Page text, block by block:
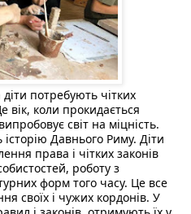
потребують чітких
вік, коли прокидається
світ на міцність.
Давнього Риму. Діти
права і чітких законів
роботу з
форм того часу. Це все
своїх і чужих кордонів. У